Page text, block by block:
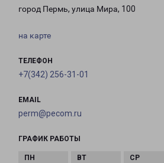
город Пермь, улица Мира, 100
на карте
ТЕЛЕФОН
+7(342) 256-31-01
EMAIL
perm@pecom.ru
ГРАФИК РАБОТЫ